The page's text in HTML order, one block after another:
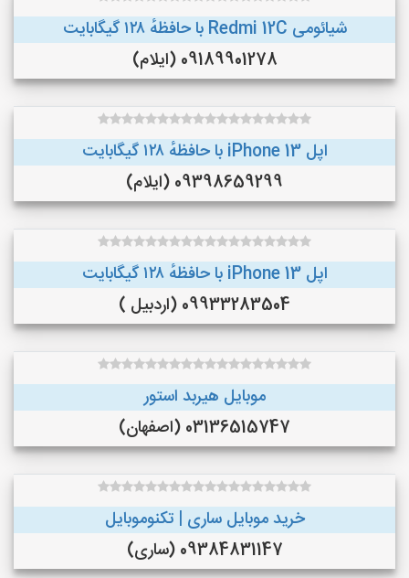
شیائومی Redmi 12C با حافظهٔ ۱۲۸ گیگابایت
09189901278 (ایلام)
اپل iPhone 13 با حافظهٔ ۱۲۸ گیگابایت
09398659299 (ایلام)
اپل iPhone 13 با حافظهٔ ۱۲۸ گیگابایت
09933283504 (اردبیل )
موبایل هیربد استور
03136515747 (اصفهان)
خرید موبایل ساری | تکنوموبایل
09384831147 (ساری)